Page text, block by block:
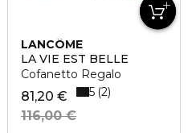
LANCÔME
LA VIE EST BELLE
Cofanetto Regalo
81,20 €
116,00 €
5 2